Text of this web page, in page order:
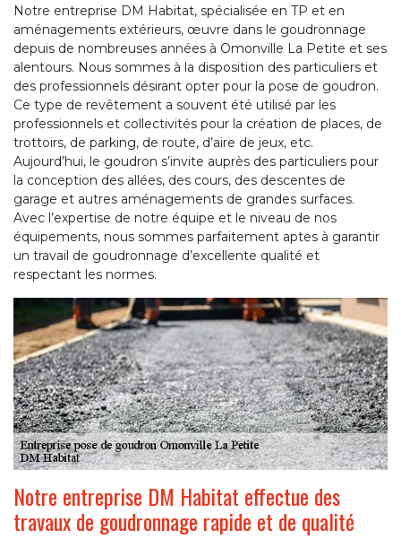
Notre entreprise DM Habitat, spécialisée en TP et en
aménagements extérieurs, œuvre dans le goudronnage
depuis de nombreuses années à Omonville La Petite et ses
alentours. Nous sommes à la disposition des particuliers et
des professionnels désirant opter pour la pose de goudron.
Ce type de revêtement a souvent été utilisé par les
professionnels et collectivités pour la création de places, de
trottoirs, de parking, de route, d’aire de jeux, etc.
Aujourd’hui, le goudron s’invite auprès des particuliers pour
la conception des allées, des cours, des descentes de
garage et autres aménagements de grandes surfaces.
Avec l’expertise de notre équipe et le niveau de nos
équipements, nous sommes parfaitement aptes à garantir
un travail de goudronnage d’excellente qualité et
respectant les normes.
Notre entreprise DM Habitat effectue des
travaux de goudronnage rapide et de qualité